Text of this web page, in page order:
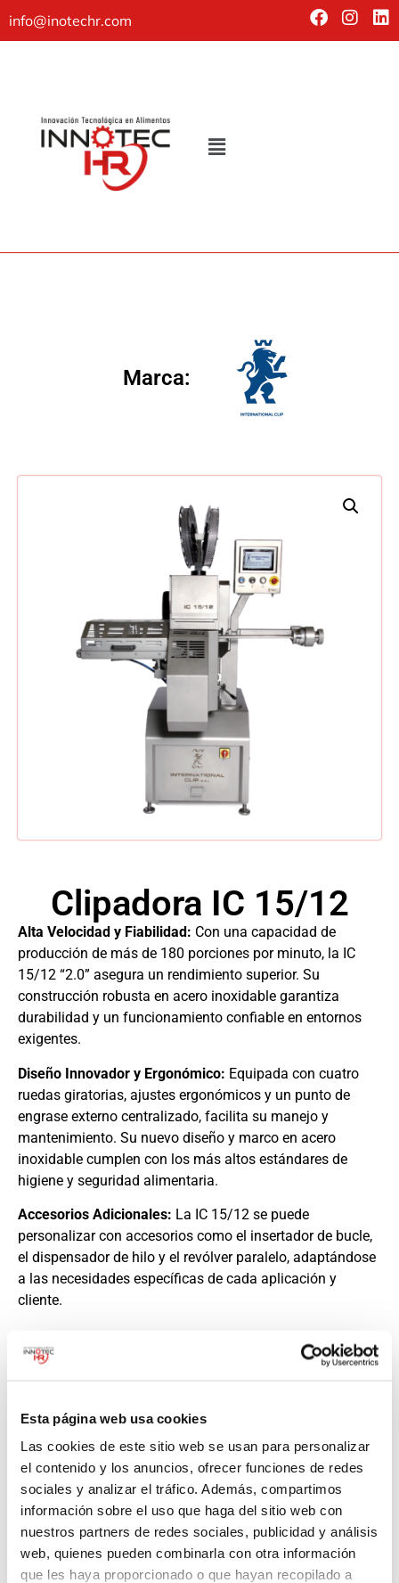
Esta página web usa cookies
Las cookies de este sitio web se usan para personalizar
el contenido y los anuncios, ofrecer funciones de redes
sociales y analizar el tráfico. Además, compartimos
información sobre el uso que haga del sitio web con
nuestros partners de redes sociales, publicidad y análisis
web, quienes pueden combinarla con otra información
que les haya proporcionado o que hayan recopilado a
info@inotechr.com
Marca:
Clipadora IC 15/12
Alta Velocidad y Fiabilidad: Con una capacidad de
producción de más de 180 porciones por minuto, la IC
15/12 “2.0” asegura un rendimiento superior. Su
construcción robusta en acero inoxidable garantiza
durabilidad y un funcionamiento confiable en entornos
exigentes.
Diseño Innovador y Ergonómico: Equipada con cuatro
ruedas giratorias, ajustes ergonómicos y un punto de
engrase externo centralizado, facilita su manejo y
mantenimiento. Su nuevo diseño y marco en acero
inoxidable cumplen con los más altos estándares de
higiene y seguridad alimentaria.
Accesorios Adicionales: La IC 15/12 se puede
personalizar con accesorios como el insertador de bucle,
el dispensador de hilo y el revólver paralelo, adaptándose
a las necesidades específicas de cada aplicación y
cliente.
55 6233 9171